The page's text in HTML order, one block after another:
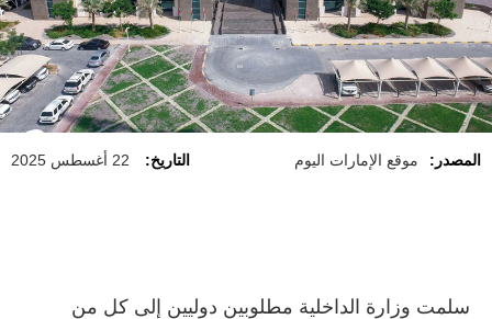
المصدر: موقع الإمارات اليوم التاريخ: 22 أغسطس 2025
سلمت وزارة الداخلية مطلوبين دوليين إلى كل من